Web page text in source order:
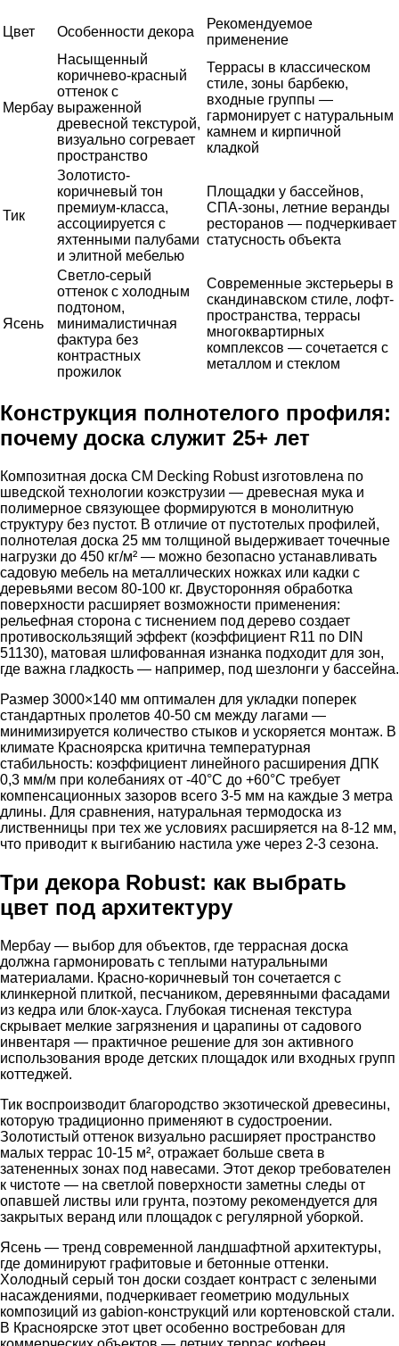
Цвет Особенности декора
Рекомендуемое
применение
Мербау
Насыщенный
коричнево-красный
оттенок с
выраженной
древесной текстурой,
визуально согревает
пространство
Террасы в классическом
стиле, зоны барбекю,
входные группы —
гармонирует с натуральным
камнем и кирпичной
кладкой
Тик
Золотисто-
коричневый тон
премиум-класса,
ассоциируется с
яхтенными палубами
и элитной мебелью
Площадки у бассейнов,
СПА-зоны, летние веранды
ресторанов — подчеркивает
статусность объекта
Ясень
Светло-серый
оттенок с холодным
подтоном,
минималистичная
фактура без
контрастных
прожилок
Современные экстерьеры в
скандинавском стиле, лофт-
пространства, террасы
многоквартирных
комплексов — сочетается с
металлом и стеклом
Конструкция полнотелого профиля:
почему доска служит 25+ лет
Композитная доска CM Decking Robust изготовлена по
шведской технологии коэкструзии — древесная мука и
полимерное связующее формируются в монолитную
структуру без пустот. В отличие от пустотелых профилей,
полнотелая доска 25 мм толщиной выдерживает точечные
нагрузки до 450 кг/м² — можно безопасно устанавливать
садовую мебель на металлических ножках или кадки с
деревьями весом 80-100 кг. Двусторонняя обработка
поверхности расширяет возможности применения:
рельефная сторона с тиснением под дерево создает
противоскользящий эффект (коэффициент R11 по DIN
51130), матовая шлифованная изнанка подходит для зон,
где важна гладкость — например, под шезлонги у бассейна.
Размер 3000×140 мм оптимален для укладки поперек
стандартных пролетов 40-50 см между лагами —
минимизируется количество стыков и ускоряется монтаж. В
климате Красноярска критична температурная
стабильность: коэффициент линейного расширения ДПК
0,3 мм/м при колебаниях от -40°C до +60°C требует
компенсационных зазоров всего 3-5 мм на каждые 3 метра
длины. Для сравнения, натуральная термодоска из
лиственницы при тех же условиях расширяется на 8-12 мм,
что приводит к выгибанию настила уже через 2-3 сезона.
Три декора Robust: как выбрать
цвет под архитектуру
Мербау — выбор для объектов, где террасная доска
должна гармонировать с теплыми натуральными
материалами. Красно-коричневый тон сочетается с
клинкерной плиткой, песчаником, деревянными фасадами
из кедра или блок-хауса. Глубокая тисненая текстура
скрывает мелкие загрязнения и царапины от садового
инвентаря — практичное решение для зон активного
использования вроде детских площадок или входных групп
коттеджей.
Тик воспроизводит благородство экзотической древесины,
которую традиционно применяют в судостроении.
Золотистый оттенок визуально расширяет пространство
малых террас 10-15 м², отражает больше света в
затененных зонах под навесами. Этот декор требователен
к чистоте — на светлой поверхности заметны следы от
опавшей листвы или грунта, поэтому рекомендуется для
закрытых веранд или площадок с регулярной уборкой.
Ясень — тренд современной ландшафтной архитектуры,
где доминируют графитовые и бетонные оттенки.
Холодный серый тон доски создает контраст с зелеными
насаждениями, подчеркивает геометрию модульных
композиций из gabion-конструкций или кортеновской стали.
В Красноярске этот цвет особенно востребован для